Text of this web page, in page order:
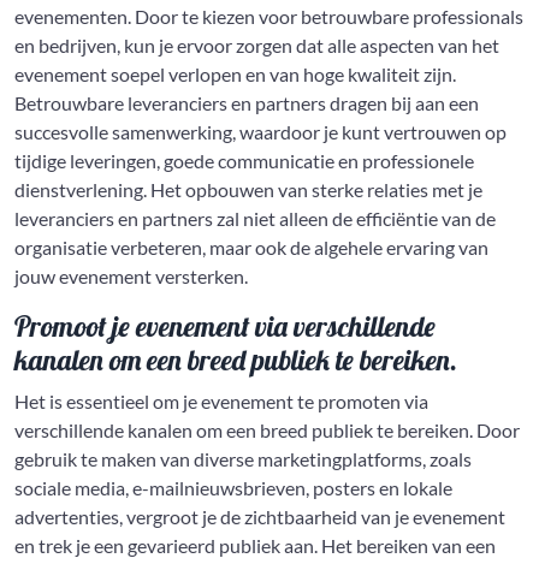
evenementen. Door te kiezen voor betrouwbare professionals
en bedrijven, kun je ervoor zorgen dat alle aspecten van het
evenement soepel verlopen en van hoge kwaliteit zijn.
Betrouwbare leveranciers en partners dragen bij aan een
succesvolle samenwerking, waardoor je kunt vertrouwen op
tijdige leveringen, goede communicatie en professionele
dienstverlening. Het opbouwen van sterke relaties met je
leveranciers en partners zal niet alleen de efficiëntie van de
organisatie verbeteren, maar ook de algehele ervaring van
jouw evenement versterken.
Promoot je evenement via verschillende
kanalen om een breed publiek te bereiken.
Het is essentieel om je evenement te promoten via
verschillende kanalen om een breed publiek te bereiken. Door
gebruik te maken van diverse marketingplatforms, zoals
sociale media, e-mailnieuwsbrieven, posters en lokale
advertenties, vergroot je de zichtbaarheid van je evenement
en trek je een gevarieerd publiek aan. Het bereiken van een